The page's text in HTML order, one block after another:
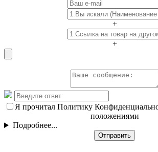
+
+
Я прочитал Политику
положениями
Подробнее...
Отправить